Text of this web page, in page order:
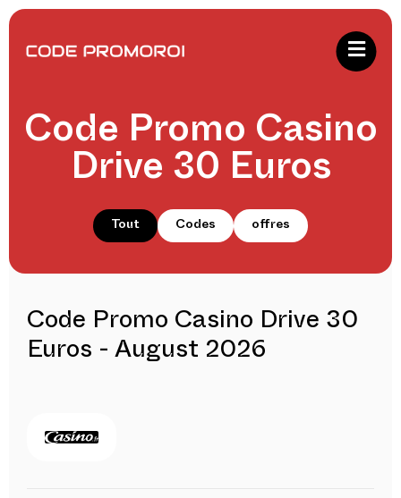
Code Promo Casino
Drive 30 Euros
Tout Codes offres
Code Promo Casino Drive 30
Euros - August 2026